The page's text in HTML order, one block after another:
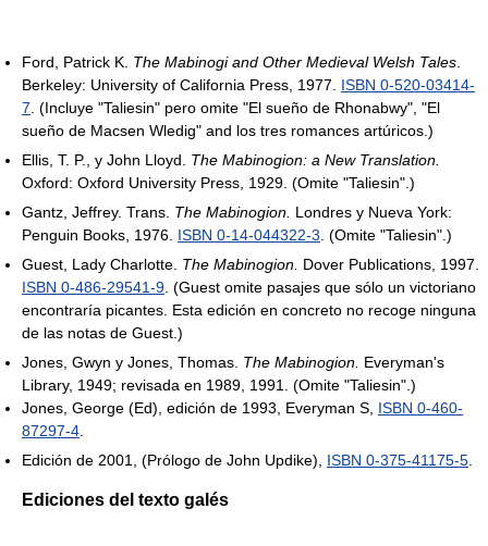
Ford, Patrick K. The Mabinogi and Other Medieval Welsh Tales
Berkeley: University of California Press, 1977. ISBN 0-520-03414-
7 . (Incluye "Taliesin" pero omite "El sueño de Rhonabwy", "El
sueño de Macsen Wledig" and los tres romances artúricos.)
Ellis, T. P., y John Lloyd. The Mabinogion: a New Translation.
Oxford: Oxford University Press, 1929. (Omite "Taliesin".)
Gantz, Jeffrey. Trans. The Mabinogion. Londres y Nueva York:
Penguin Books, 1976. ISBN 0-14-044322-3 . (Omite "Taliesin".)
Guest, Lady Charlotte. The Mabinogion. Dover Publications, 1997.
ISBN 0-486-29541-9 . (Guest omite pasajes que sólo un victoriano
encontraría picantes. Esta edición en concreto no recoge ninguna
de las notas de Guest.)
Jones, Gwyn y Jones, Thomas. The Mabinogion. Everyman's
Library, 1949; revisada en 1989, 1991. (Omite "Taliesin".)
Jones, George (Ed), edición de 1993, Everyman S, ISBN 0-460-
87297-4
Edición de 2001, (Prólogo de John Updike), ISBN 0-375-41175-5
Ediciones del texto galés